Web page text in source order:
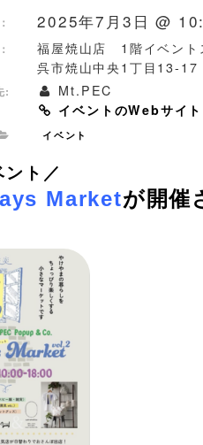
2025年7月3日 @
福屋焼山店 1階イベント
呉市焼山中央1丁目13-17
:
Mt.PEC
イベントのWebサイ
イベント
ント／
Marketが開催